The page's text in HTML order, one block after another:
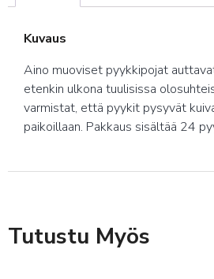
Kuvaus
Aino muoviset pyykkipojat
etenkin ulkona tuulisissa
varmistat, että pyykit pysyvät
paikoillaan. Pakkaus sisältää 24
Tutustu Myös